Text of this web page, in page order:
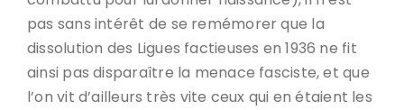
pas sans intérêt de se remémorer que la
dissolution des Ligues factieuses en 1936 ne fit
ainsi pas disparaître la menace fasciste, et que
l’on vit d’ailleurs très vite ceux qui en étaient les